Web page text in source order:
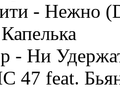
- Нежно
- Ни
47 feat.